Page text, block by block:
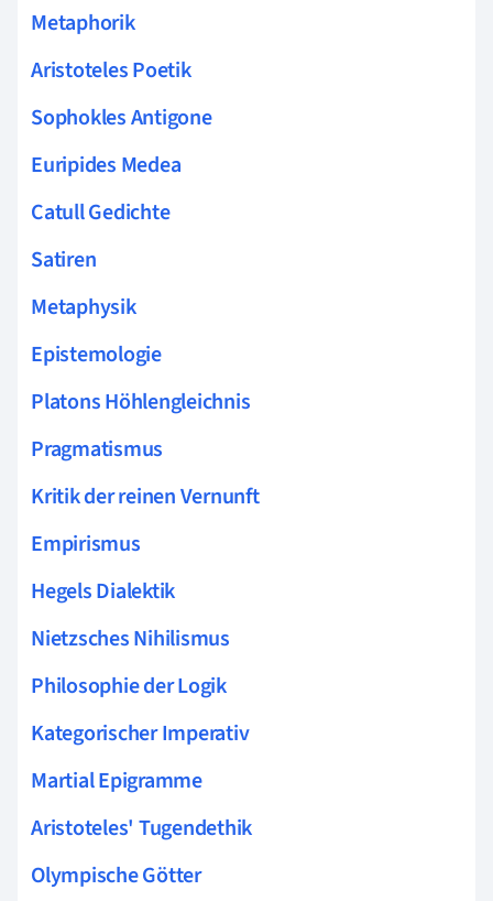
Metaphorik
Aristoteles Poetik
Sophokles Antigone
Euripides Medea
Catull Gedichte
Satiren
Metaphysik
Epistemologie
Platons Höhlengleichnis
Pragmatismus
Kritik der reinen Vernunft
Empirismus
Hegels Dialektik
Nietzsches Nihilismus
Philosophie der Logik
Kategorischer Imperativ
Martial Epigramme
Aristoteles' Tugendethik
Olympische Götter